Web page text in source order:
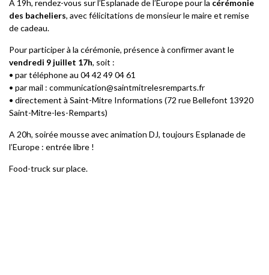
A 19h, rendez-vous sur l’Esplanade de l’Europe pour la cérémonie
des bacheliers, avec félicitations de monsieur le maire et remise
de cadeau.
Pour participer à la cérémonie, présence à confirmer avant le
vendredi 9 juillet 17h, soit :
• par téléphone au 04 42 49 04 61
• par mail : communication@saintmitrelesremparts.fr
• directement à Saint-Mitre Informations (72 rue Bellefont 13920
Saint-Mitre-les-Remparts)
A 20h, soirée mousse avec animation DJ, toujours Esplanade de
l’Europe : entrée libre !
Food-truck sur place.